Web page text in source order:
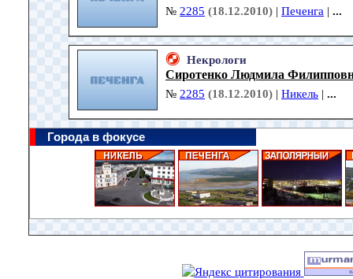
№ 2285 (18.12.2010) | Печенга | ...
Некрологи
Сиротенко Людмила
№ 2285 (18.12.2010) | Никель | ...
Города в фокусе